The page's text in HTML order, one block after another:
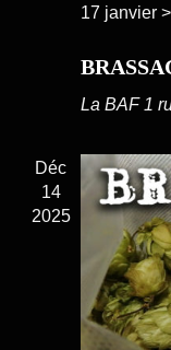
17 janvier
La BAF 1
Déc
14
2025